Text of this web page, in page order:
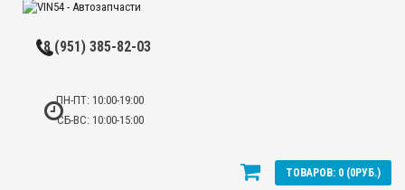
8 (951) 385-82-03
ПН-ПТ: 10:00-19:00
СБ-ВС: 10:00-15:00
ТОВАРОВ: 0 (0РУБ.)